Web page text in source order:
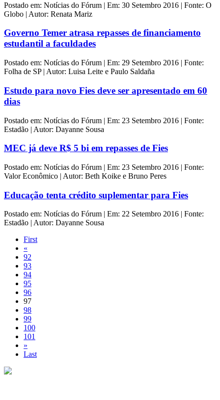
Postado em: Notícias do Fórum | Em: 30 Setembro 2016 | Fonte: O
Globo | Autor: Renata Mariz
Governo Temer atrasa repasses de financiamento
estudantil a faculdades
Postado em: Notícias do Fórum | Em: 29 Setembro 2016 | Fonte:
Folha de SP | Autor: Luisa Leite e Paulo Saldaña
Estudo para novo Fies deve ser apresentado em 60
dias
Postado em: Notícias do Fórum | Em: 23 Setembro 2016 | Fonte:
Estadão | Autor: Dayanne Sousa
MEC já deve R$ 5 bi em repasses de Fies
Postado em: Notícias do Fórum | Em: 23 Setembro 2016 | Fonte:
Valor Econômico | Autor: Beth Koike e Bruno Peres
Educação tenta crédito suplementar para Fies
Postado em: Notícias do Fórum | Em: 22 Setembro 2016 | Fonte:
Estadão | Autor: Dayanne Sousa
First
«
92
93
94
95
96
97
98
99
100
101
»
Last